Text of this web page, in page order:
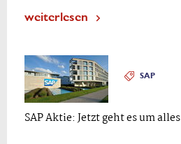
weiterlesen
SAP
SAP Aktie: Jetzt geht es um alles